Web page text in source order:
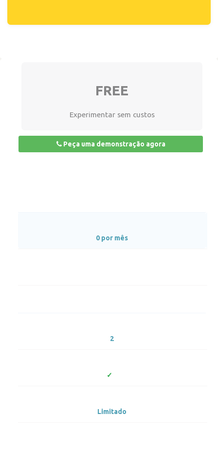
FREE
Experimentar sem custos
Peça uma demonstração agora
0 por mês
2
Limitado